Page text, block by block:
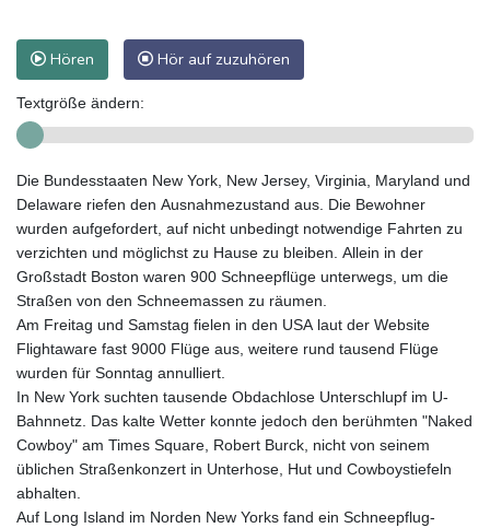
Hören Hör auf zuzuhören
Textgröße ändern:
Die Bundesstaaten New York, New Jersey, Virginia, Maryland und
Delaware riefen den Ausnahmezustand aus. Die Bewohner
wurden aufgefordert, auf nicht unbedingt notwendige Fahrten zu
verzichten und möglichst zu Hause zu bleiben. Allein in der
Großstadt Boston waren 900 Schneepflüge unterwegs, um die
Straßen von den Schneemassen zu räumen.
Am Freitag und Samstag fielen in den USA laut der Website
Flightaware fast 9000 Flüge aus, weitere rund tausend Flüge
wurden für Sonntag annulliert.
In New York suchten tausende Obdachlose Unterschlupf im U-
Bahnnetz. Das kalte Wetter konnte jedoch den berühmten "Naked
Cowboy" am Times Square, Robert Burck, nicht von seinem
üblichen Straßenkonzert in Unterhose, Hut und Cowboystiefeln
abhalten.
Auf Long Island im Norden New Yorks fand ein Schneepflug-